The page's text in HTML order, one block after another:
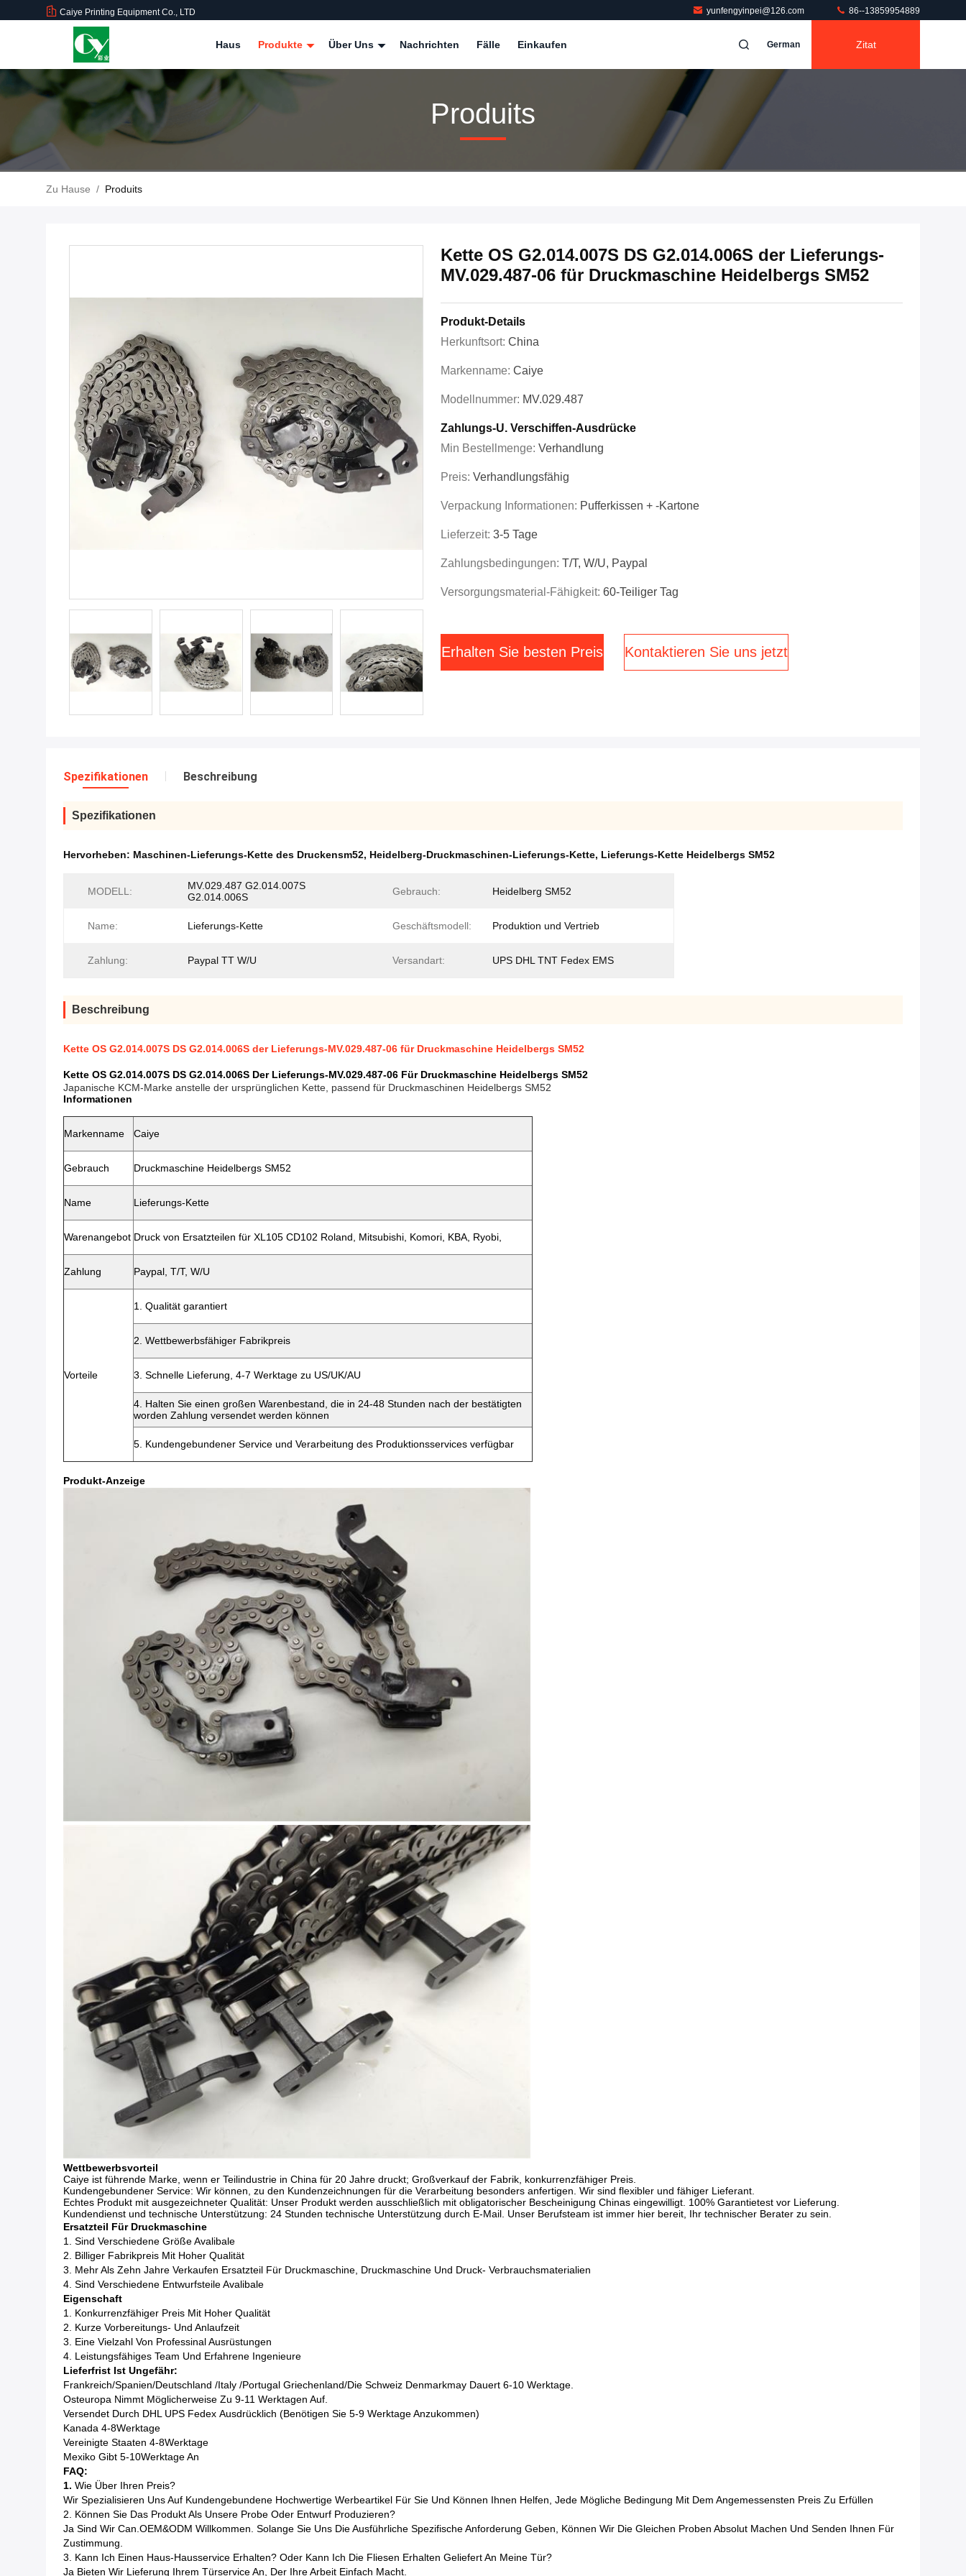
Caiye Printing Equipment Co., LTD yunfengyinpei@126.com 86--13859954889
Haus Produkte Über Uns Nachrichten Fälle Einkaufen German Zitat
Produits
Zu Hause / Produits
Kette OS G2.014.007S DS G2.014.006S der Lieferungs-
MV.029.487-06 für Druckmaschine Heidelbergs SM52
Produkt-Details
Herkunftsort: China
Markenname: Caiye
Modellnummer: MV.029.487
Zahlungs-U. Verschiffen-Ausdrücke
Min Bestellmenge: Verhandlung
Preis: Verhandlungsfähig
Verpackung Informationen: Pufferkissen + -kartone
Lieferzeit: 3-5 Tage
Zahlungsbedingungen: T/T, W/U, Paypal
Versorgungsmaterial-Fähigkeit: 60-Teiliger Tag
Erhalten Sie besten Preis Kontaktieren Sie uns jetzt
Spezifikationen Beschreibung
Spezifikationen
Hervorheben: Maschinen-Lieferungs-Kette des Druckensm52, Heidelberg-Druckmaschinen-Lieferungs-Kette, Lieferungs-Kette Heidelbergs SM52
MODELL:
MV.029.487 G2.014.007S
G2.014.006S
Gebrauch: Heidelberg SM52
Name: Lieferungs-Kette Geschäftsmodell: Produktion und Vertrieb
Zahlung: Paypal TT W/U Versandart: UPS DHL TNT Fedex EMS
Beschreibung
Kette OS G2.014.007S DS G2.014.006S der Lieferungs-MV.029.487-06 für Druckmaschine Heidelbergs SM52
Kette OS G2.014.007S DS G2.014.006S Der Lieferungs-MV.029.487-06 Für Druckmaschine Heidelbergs SM52
Japanische KCM-Marke anstelle der ursprünglichen Kette, passend für Druckmaschinen Heidelbergs SM52
Informationen
Markenname Caiye
Gebrauch Druckmaschine Heidelbergs SM52
Name Lieferungs-Kette
Warenangebot Druck von Ersatzteilen für XL105 CD102 Roland, Mitsubishi, Komori, KBA, Ryobi,
Zahlung Paypal, T/T, W/U
Vorteile
1. Qualität garantiert
2. Wettbewerbsfähiger Fabrikpreis
3. Schnelle Lieferung, 4-7 Werktage zu US/UK/AU
4. Halten Sie einen großen Warenbestand, die in 24-48 Stunden nach der bestätigten
worden Zahlung versendet werden können
5. Kundengebundener Service und Verarbeitung des Produktionsservices verfügbar
Produkt-Anzeige
Wettbewerbsvorteil
Caiye ist führende Marke, wenn er Teilindustrie in China für 20 Jahre druckt; Großverkauf der Fabrik, konkurrenzfähiger Preis.
Kundengebundener Service: Wir können, zu den Kundenzeichnungen für die Verarbeitung besonders anfertigen. Wir sind flexibler und fähiger Lieferant.
Echtes Produkt mit ausgezeichneter Qualität: Unser Produkt werden ausschließlich mit obligatorischer Bescheinigung Chinas eingewilligt. 100% Garantietest vor Lieferung.
Kundendienst und technische Unterstützung: 24 Stunden technische Unterstützung durch E-Mail. Unser Berufsteam ist immer hier bereit, Ihr technischer Berater zu sein.
Ersatzteil Für Druckmaschine
1. Sind Verschiedene Größe Avalibale
2. Billiger Fabrikpreis Mit Hoher Qualität
3. Mehr Als Zehn Jahre Verkaufen Ersatzteil Für Druckmaschine, Druckmaschine Und Druck- Verbrauchsmaterialien
4. Sind Verschiedene Entwurfsteile Avalibale
Eigenschaft
1. Konkurrenzfähiger Preis Mit Hoher Qualität
2. Kurze Vorbereitungs- Und Anlaufzeit
3. Eine Vielzahl Von Professinal Ausrüstungen
4. Leistungsfähiges Team Und Erfahrene Ingenieure
Lieferfrist Ist Ungefähr:
Frankreich/Spanien/Deutschland /Italy /Portugal Griechenland/die Schweiz Denmarkmay Dauert 6-10 Werktage.
Osteuropa Nimmt Möglicherweise Zu 9-11 Werktagen Auf.
Versendet Durch DHL UPS Fedex Ausdrücklich (benötigen Sie 5-9 Werktage Anzukommen)
Kanada 4-8Werktage
Vereinigte Staaten 4-8Werktage
Mexiko Gibt 5-10WerktageAn
FAQ:
1. Wie Über Ihren Preis?
Wir Spezialisieren Uns Auf Kundengebundene Hochwertige Werbeartikel Für Sie Und Können Ihnen Helfen, Jede Mögliche Bedingung Mit Dem Angemessensten Preis Zu Erfüllen
2. Können Sie Das Produkt Als Unsere Probe Oder Entwurf Produzieren?
Ja Sind Wir Can.OEM&ODM Willkommen. Solange Sie Uns Die Ausführliche Spezifische Anforderung Geben, Können Wir Die Gleichen Proben Absolut Machen Und Senden Ihnen Für
Zustimmung.
3. Kann Ich Einen Haus-Hausservice Erhalten? Oder Kann Ich Die Fliesen Erhalten Geliefert An Meine Tür?
Ja Bieten Wir Lieferung Ihrem Türservice An, Der Ihre Arbeit Einfach Macht.